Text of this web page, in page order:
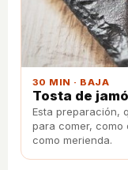
30 MIN · BAJA
Tosta de
Esta preparación,
para comer, como
como merienda.